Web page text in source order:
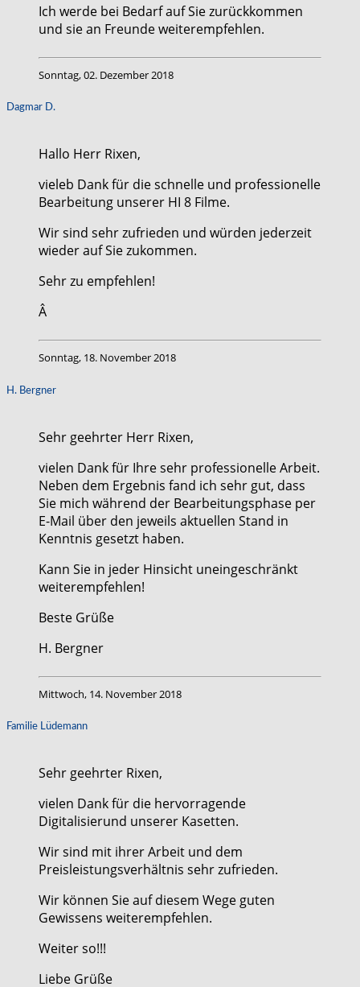
Ich werde bei Bedarf auf Sie zurückkommen
und sie an Freunde weiterempfehlen.
Sonntag, 02. Dezember 2018
Dagmar D.
Hallo Herr Rixen,
vieleb Dank für die schnelle und professionelle
Bearbeitung unserer HI 8 Filme.
Wir sind sehr zufrieden und würden jederzeit
wieder auf Sie zukommen.
Sehr zu empfehlen!
Â
Sonntag, 18. November 2018
H. Bergner
Sehr geehrter Herr Rixen,
vielen Dank für Ihre sehr professionelle Arbeit.
Neben dem Ergebnis fand ich sehr gut, dass
Sie mich während der Bearbeitungsphase per
E-Mail über den jeweils aktuellen Stand in
Kenntnis gesetzt haben.
Kann Sie in jeder Hinsicht uneingeschränkt
weiterempfehlen!
Beste Grüße
H. Bergner
Mittwoch, 14. November 2018
Familie Lüdemann
Sehr geehrter Rixen,
vielen Dank für die hervorragende
Digitalisierund unserer Kasetten.
Wir sind mit ihrer Arbeit und dem
Preisleistungsverhältnis sehr zufrieden.
Wir können Sie auf diesem Wege guten
Gewissens weiterempfehlen.
Weiter so!!!
Liebe Grüße